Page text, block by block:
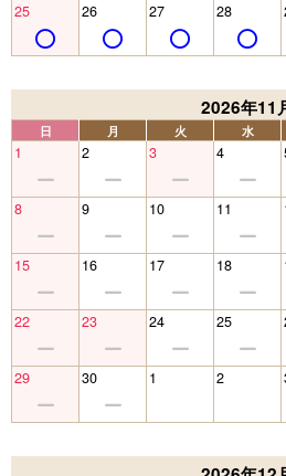
25 26 27 28
2026年11
日 月 火 水
1 2 3 4
8 9 10 11
15 16 17 18
22 23 24 25
29 30 1 2